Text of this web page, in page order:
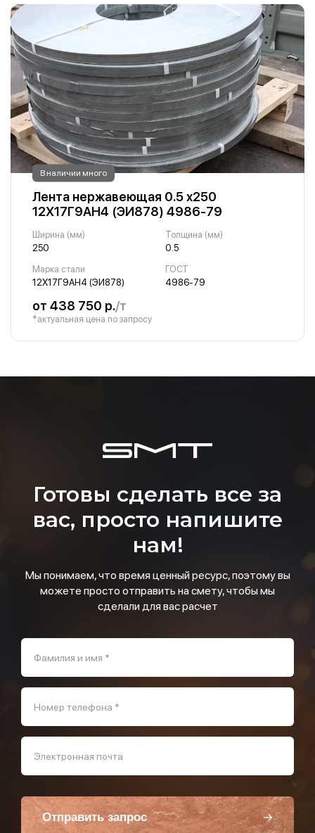
В наличии много
Лента нержавеющая 0.5 х250
12Х17Г9АН4 (ЭИ878) 4986-79
Ширина (мм)
250
Толщина (мм)
0.5
Марка стали
12Х17Г9АН4 (ЭИ878)
ГОСТ
4986-79
от 438 750 р./т
*актуальная цена по запросу
Готовы сделать все за
вас, просто напишите
нам!
Мы понимаем, что время ценный ресурс, поэтому вы
можете просто отправить на смету, чтобы мы
сделали для вас расчет
Фамилия и имя *
Номер телефона *
Электронная почта
Отправить запрос